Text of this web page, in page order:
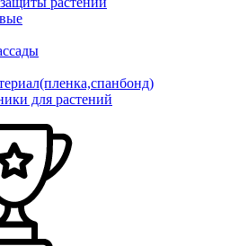
для растений